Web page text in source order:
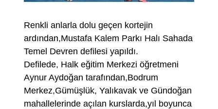
Renkli anlarla dolu geçen kortejin
ardından,Mustafa Kalem Parkı Halı Sahada
Temel Devren defilesi yapıldı.
Defilede, Halk eğitim Merkezi öğretmeni
Aynur Aydoğan tarafından,Bodrum
Merkez,Gümüşlük, Yalıkavak ve Gündoğan
mahallelerinde açılan kurslarda,yıl boyunca